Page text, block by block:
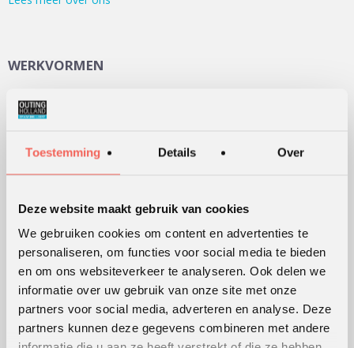
Toestemming Details Over
Deze website maakt gebruik van cookies
We gebruiken cookies om content en advertenties te
personaliseren, om functies voor social media te bieden
en om ons websiteverkeer te analyseren. Ook delen we
informatie over uw gebruik van onze site met onze
partners voor social media, adverteren en analyse. Deze
partners kunnen deze gegevens combineren met andere
WERKVORMEN
Outdoor training
Serious games
Teambuilding
Alle werkvormen
KLANTWAARDERING
hier de beoordelingen van verschillende klanten.